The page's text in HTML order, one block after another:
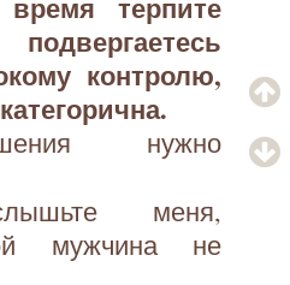
контролю,
нужно
меня,
мужчина не